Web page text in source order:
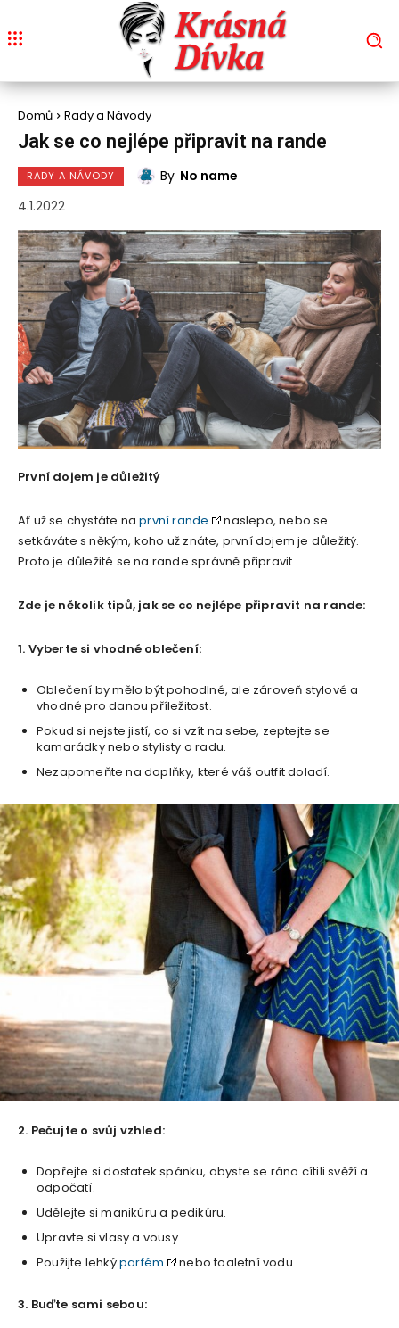
Domů Rady a Návody
Jak se co nejlépe připravit na rande
RADY A NÁVODY By No name
4.1.2022
První dojem je důležitý
Ať už se chystáte naprvní rande
naslepo, nebo se
setkáváte s někým, koho už znáte, první dojem je důležitý.
Proto je důležité se na rande správně připravit.
Zde je několik tipů, jak se co nejlépe připravit na rande:
1. Vyberte si vhodné oblečení:
Oblečení by mělo být pohodlné, ale zároveň stylové a
vhodné pro danou příležitost.
Pokud si nejste jistí, co si vzít na sebe, zeptejte se
kamarádky nebo stylisty o radu.
Nezapomeňte na doplňky, které váš outfit doladí.
2. Pečujte o svůj vzhled:
Dopřejte si dostatek spánku, abyste se ráno cítili svěží a
odpočatí.
Udělejte si manikúru a pedikúru.
Upravte si vlasy a vousy.
Použijte lehkýparfém nebo toaletní vodu.
3. Buďte sami sebou: